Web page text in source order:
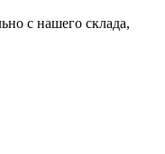
с нашего склада,